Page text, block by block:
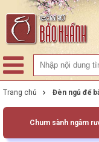
Trang chủ Đèn ngủ để
Chum sành ngâm